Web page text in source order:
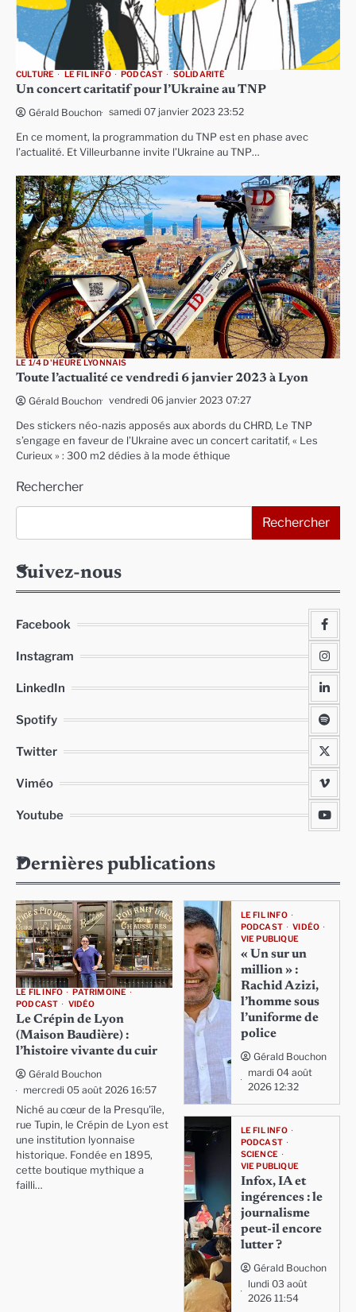
CULTURE LE FIL INFO PODCAST SOLIDARITÉ
Un concert caritatif pour l’Ukraine au TNP
Gérald Bouchon samedi 07 janvier 2023 23:52
En ce moment, la programmation du TNP est en phase avec
l’actualité. Et Villeurbanne invite l’Ukraine au TNP…
LE 1/4 D'HEURE LYONNAIS
Toute l’actualité ce vendredi 6 janvier 2023 à Lyon
Gérald Bouchon vendredi 06 janvier 2023 07:27
Des stickers néo-nazis apposés aux abords du CHRD, Le TNP
s’engage en faveur de l’Ukraine avec un concert caritatif, « Les
Curieux » : 300 m2 dédies à la mode éthique
Rechercher
Rechercher
Suivez-nous
Facebook
Instagram
LinkedIn
Spotify
Twitter
Viméo
Youtube
Dernières publications
LE FIL INFO
PATRIMOINE
PODCAST
VIDÉO
Le Crépin de Lyon
(Maison Baudière) :
l’histoire vivante du cuir
Gérald Bouchon
mercredi 05 août 2026 16:57
Niché au cœur de la Presqu'île,
rue Tupin, le Crépin de Lyon est
une institution lyonnaise
historique. Fondée en 1895,
cette boutique mythique a
failli…
LE FIL INFO
PODCAST
VIDÉO
VIE PUBLIQUE
« Un sur un
million » :
Rachid Azizi,
l’homme sous
l’uniforme de
police
Gérald Bouchon
mardi 04 août
2026 12:32
LE FIL INFO
PODCAST
SCIENCE
VIE PUBLIQUE
Infox, IA et
ingérences : le
journalisme
peut-il encore
lutter ?
Gérald Bouchon
lundi 03 août
2026 11:54